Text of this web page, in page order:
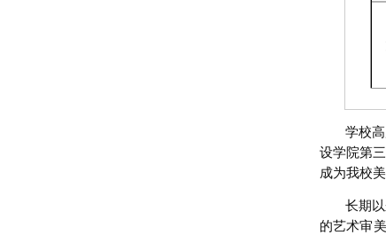
学校
设学院第
成为我校
长期
的艺术审